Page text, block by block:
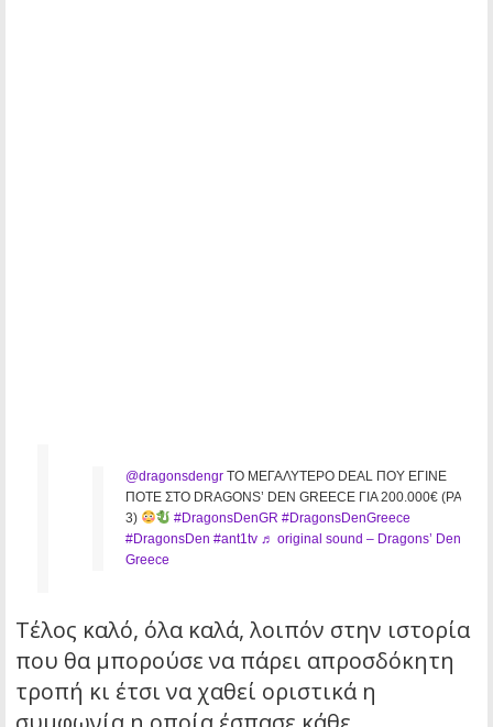
@dragonsdengr ΤΟ ΜΕΓΑΛΥΤΕΡΟ DEAL ΠΟΥ ΕΓΙΝΕ
ΠΟΤΕ ΣΤΟ DRAGONS’ DEN GREECE ΓΙΑ 200.000€ (PART
3)
#DragonsDenGR #DragonsDenGreece
#DragonsDen #ant1tv ♬ original sound – Dragons’ Den
Greece
Τέλος καλό, όλα καλά, λοιπόν στην ιστορία
που θα μπορούσε να πάρει απροσδόκητη
τροπή κι έτσι να χαθεί οριστικά η